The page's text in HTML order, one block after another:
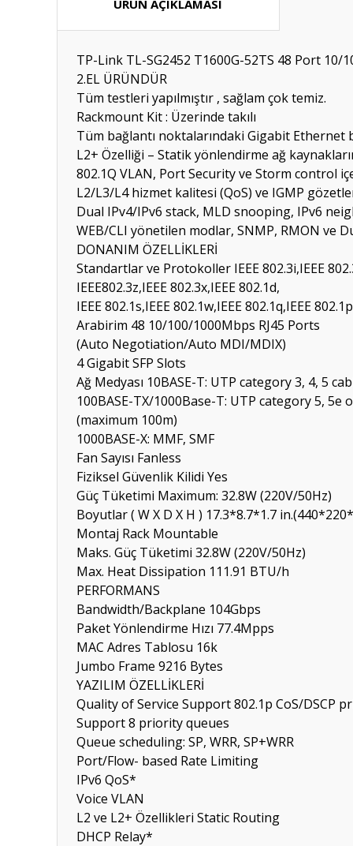
ÜRÜN AÇIKLAMASI
TP-Link TL-SG2452 T1600G-52TS 48 Port 10/
2.EL ÜRÜNDÜR
Tüm testleri yapılmıştır , sağlam çok temiz.
Rackmount Kit : Üzerinde takılı
Tüm bağlantı noktalarındaki Gigabit Ethernet
L2+ Özelliği – Statik yönlendirme ağ
802.1Q VLAN, Port Security ve Storm control
L2/L3/L4 hizmet kalitesi (QoS) ve IGMP
Dual IPv4/IPv6 stack, MLD snooping, IPv6
WEB/CLI yönetilen modlar, SNMP, RMON ve
DONANIM ÖZELLİKLERİ
Standartlar ve Protokoller IEEE 802.3i,IEEE
IEEE802.3z,IEEE 802.3x,IEEE 802.1d,
IEEE 802.1s,IEEE 802.1w,IEEE 802.1q,IEEE 802.1p
Arabirim 48 10/100/1000Mbps RJ45 Ports
(Auto Negotiation/Auto MDI/MDIX)
4 Gigabit SFP Slots
Ağ Medyası 10BASE-T: UTP category 3, 4, 5
100BASE-TX/1000Base-T: UTP category 5, 5e
(maximum 100m)
1000BASE-X: MMF, SMF
Fan Sayısı Fanless
Fiziksel Güvenlik Kilidi Yes
Güç Tüketimi Maximum: 32.8W (220V/50Hz)
Boyutlar ( W X D X H ) 17.3*8.7*1.7
Montaj Rack Mountable
Maks. Güç Tüketimi 32.8W (220V/50Hz)
Max. Heat Dissipation 111.91 BTU/h
PERFORMANS
Bandwidth/Backplane 104Gbps
Paket Yönlendirme Hızı 77.4Mpps
MAC Adres Tablosu 16k
Jumbo Frame 9216 Bytes
YAZILIM ÖZELLİKLERİ
Quality of Service Support 802.1p CoS/DSCP
Support 8 priority queues
Queue scheduling: SP, WRR, SP+WRR
Port/Flow- based Rate Limiting
IPv6 QoS*
Voice VLAN
L2 ve L2+ Özellikleri Static Routing
DHCP Relay*